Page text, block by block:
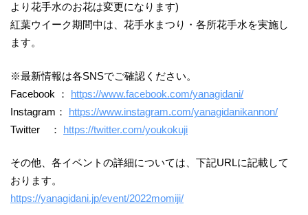
より花手水のお花は変更になります)
紅葉ウイーク期間中は、花手水まつり・各所花手水を実施し
ます。
※最新情報は各SNSでご確認ください。
Facebook ： https://www.facebook.com/yanagidani/
Instagram： https://www.instagram.com/yanagidanikannon/
Twitter ： https://twitter.com/youkokuji
その他、各イベントの詳細については、下記URLに記載して
おります。
https://yanagidani.jp/event/2022momiji/